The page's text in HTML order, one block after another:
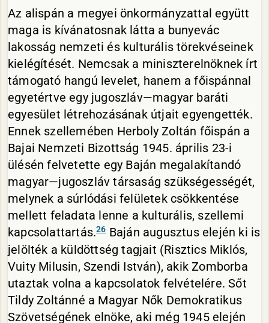
Az alispán a megyei önkormányzattal együtt
maga is kívánatosnak látta a bunyevác
lakosság nemzeti és kulturális törekvéseinek
kielégítését. Nemcsak a miniszterelnöknek írt
támogató hangú levelet, hanem a főispánnal
egyetértve egy jugoszláv—magyar baráti
egyesület létrehozásának útjait egyengették.
Ennek szellemében Herboly Zoltán főispán a
Bajai Nemzeti Bizottság 1945. április 23-i
ülésén felvetette egy Baján megalakítandó
magyar—jugoszláv társaság szükségességét,
melynek a súrlódási felületek csökkentése
mellett feladata lenne a kulturális, szellemi
kapcsolattartás.26Baján augusztus elején ki is
jelölték a küldöttség tagjait (Risztics Miklós,
Vuity Milusin, Szendi István), akik Zomborba
utaztak volna a kapcsolatok felvételére. Sőt
Tildy Zoltánné a Magyar Nők Demokratikus
Szövetségének elnöke, aki még 1945 elején